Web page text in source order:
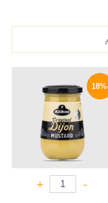
-
-
+
هو:
200 EGP.
هو:
165 EGP.